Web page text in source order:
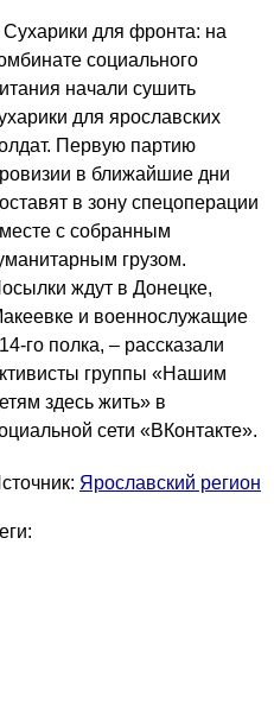
Сухарики для фронта: на
социального
начали сушить
для ярославских
Первую партию
в ближайшие дни
в зону спецоперации
с собранным
грузом.
ждут в Донецке,
и военнослужащие
го полка, – рассказали
группы «Нашим
здесь жить» в
сети «ВКонтакте».
Ярославский регион